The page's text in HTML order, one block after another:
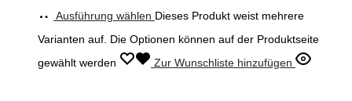
Ausführung wählen Dieses Produkt weist mehrere
Varianten auf. Die Optionen können auf der Produktseite
gewählt werden
Zur Wunschliste hinzufügen